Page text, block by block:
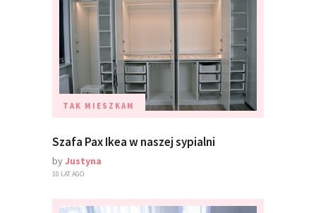
TAK MIESZKAM
Szafa Pax Ikea w naszej sypialni
byJustyna
10 LAT AGO